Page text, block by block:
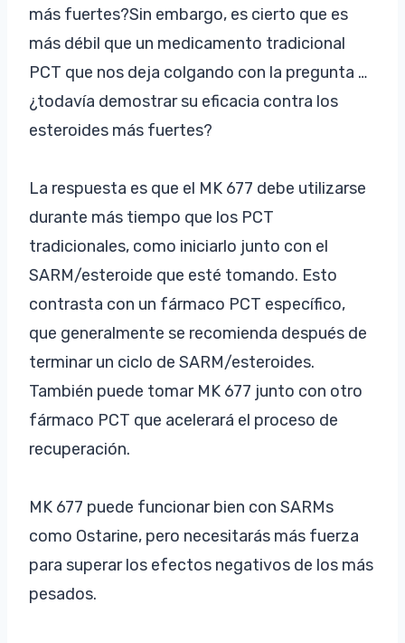
más fuertes?Sin embargo, es cierto que es
más débil que un medicamento tradicional
PCT que nos deja colgando con la pregunta …
¿todavía demostrar su eficacia contra los
esteroides más fuertes?
La respuesta es que el MK 677 debe utilizarse
durante más tiempo que los PCT
tradicionales, como iniciarlo junto con el
SARM/esteroide que esté tomando. Esto
contrasta con un fármaco PCT específico,
que generalmente se recomienda después de
terminar un ciclo de SARM/esteroides.
También puede tomar MK 677 junto con otro
fármaco PCT que acelerará el proceso de
recuperación.
MK 677 puede funcionar bien con SARMs
como Ostarine, pero necesitarás más fuerza
para superar los efectos negativos de los más
pesados.